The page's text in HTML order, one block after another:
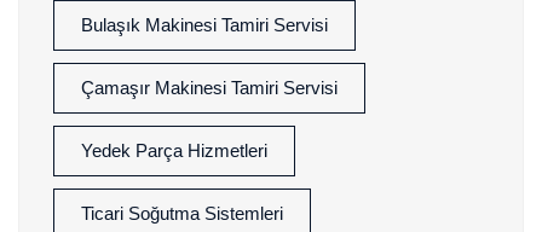
Bulaşık Makinesi Tamiri Servisi
Çamaşır Makinesi Tamiri Servisi
Yedek Parça Hizmetleri
Ticari Soğutma Sistemleri